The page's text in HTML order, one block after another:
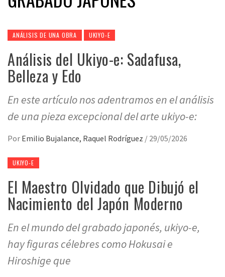
ANÁLISIS DE UNA OBRA UKIYO-E
Análisis del Ukiyo-e: Sadafusa,
Belleza y Edo
En este artículo nos adentramos en el análisis
de una pieza excepcional del arte ukiyo-e:
Por Emilio Bujalance, Raquel Rodríguez / 29/05/2026
UKIYO-E
El Maestro Olvidado que Dibujó el
Nacimiento del Japón Moderno
En el mundo del grabado japonés, ukiyo-e,
hay figuras célebres como Hokusai e
Hiroshige que